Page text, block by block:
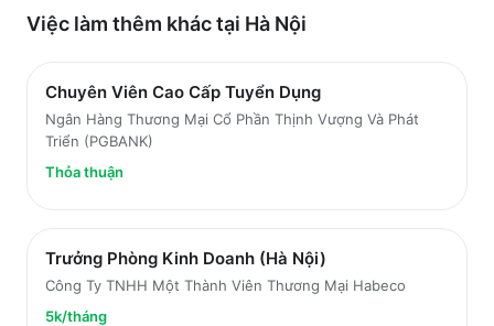
Việc làm thêm khác tại Hà Nội
Chuyên Viên Cao Cấp Tuyển Dụng
Ngân Hàng Thương Mại Cổ Phần Thịnh Vượng Và Phát
Triển (PGBANK)
Thỏa thuận
Trưởng Phòng Kinh Doanh (Hà Nội)
Công Ty TNHH Một Thành Viên Thương Mại Habeco
5k/tháng